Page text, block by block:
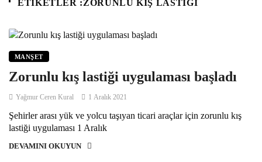
ETIKETLER :ZORUNLU KIŞ LASTIĞI
MANŞET
Zorunlu kış lastiği uygulaması başladı
Yağmur Ceren Kural 1 Aralık 2021
Şehirler arası yük ve yolcu taşıyan ticari araçlar için zorunlu kış
lastiği uygulaması 1 Aralık
DEVAMINI OKUYUN